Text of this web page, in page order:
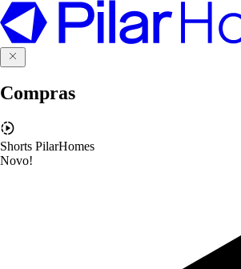
Compras
Shorts PilarHomes
Novo!